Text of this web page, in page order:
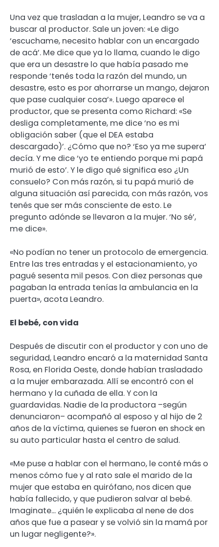
Una vez que trasladan a la mujer, Leandro se va a
buscar al productor. Sale un joven: «Le digo
‘escuchame, necesito hablar con un encargado
de acá’. Me dice que ya lo llama, cuando le digo
que era un desastre lo que había pasado me
responde ‘tenés toda la razón del mundo, un
desastre, esto es por ahorrarse un mango, dejaron
que pase cualquier cosa’». Luego aparece el
productor, que se presenta como Richard: «Se
desliga completamente, me dice ‘no es mi
obligación saber (que el DEA estaba
descargado)’. ¿Cómo que no? ‘Eso ya me supera’
decía. Y me dice ‘yo te entiendo porque mi papá
murió de esto’. Y le digo qué significa eso ¿Un
consuelo? Con más razón, si tu papá murió de
alguna situación así parecida, con más razón, vos
tenés que ser más consciente de esto. Le
pregunto adónde se llevaron a la mujer. ‘No sé’,
me dice».
«No podían no tener un protocolo de emergencia.
Entre las tres entradas y el estacionamiento, yo
pagué sesenta mil pesos. Con diez personas que
pagaban la entrada tenías la ambulancia en la
puerta», acota Leandro.
El bebé, con vida
Después de discutir con el productor y con uno de
seguridad, Leandro encaró a la maternidad Santa
Rosa, en Florida Oeste, donde habían trasladado
a la mujer embarazada. Allí se encontró con el
hermano y la cuñada de ella. Y con la
guardavidas. Nadie de la productora –según
denunciaron– acompañó al esposo y al hijo de 2
años de la víctima, quienes se fueron en shock en
su auto particular hasta el centro de salud.
«Me puse a hablar con el hermano, le conté más o
menos cómo fue y al rato sale el marido de la
mujer que estaba en quirófano, nos dicen que
había fallecido, y que pudieron salvar al bebé.
Imaginate… ¿quién le explicaba al nene de dos
años que fue a pasear y se volvió sin la mamá por
un lugar negligente?».